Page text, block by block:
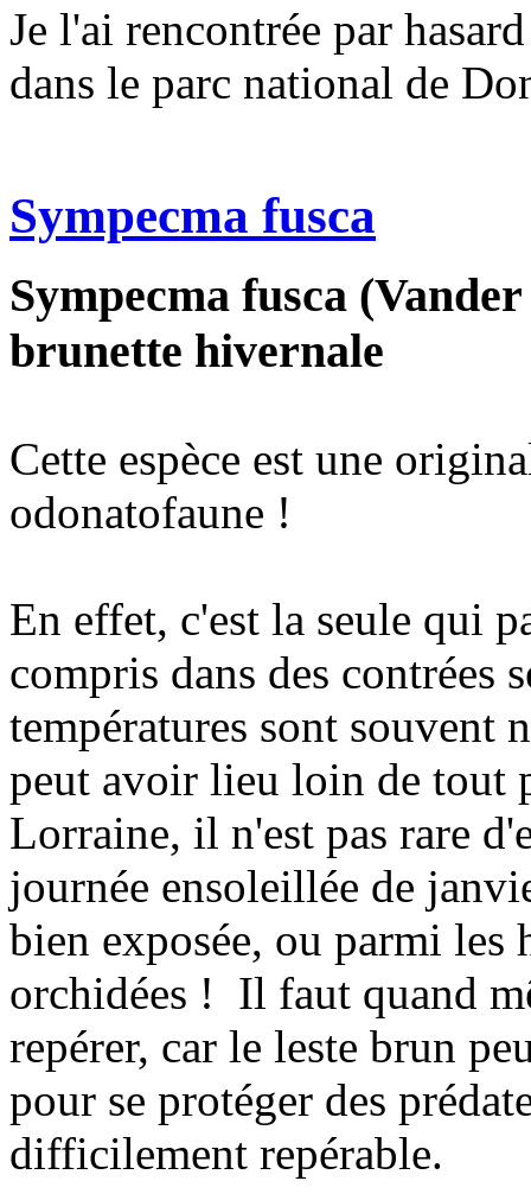
Je l'ai rencontrée par
dans le parc national de
Sympecma fusca
Sympecma fusca
brunette hivernale
Cette espèce est une
odonatofaune !
En effet, c'est la seule qui
compris dans des contrées
températures sont souvent
peut avoir lieu loin de tout
Lorraine, il n'est pas rare
journée ensoleillée de
bien exposée, ou parmi les
orchidées ! Il faut quand
repérer, car le leste brun
pour se protéger des
difficilement repérable.